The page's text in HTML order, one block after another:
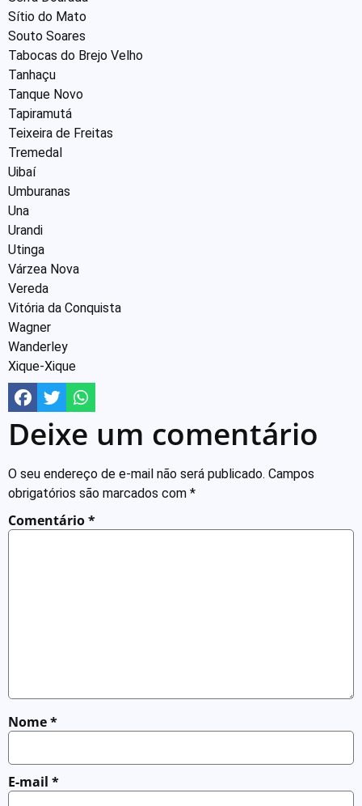
Sítio do Mato
Souto Soares
Tabocas do Brejo Velho
Tanhaçu
Tanque Novo
Tapiramutá
Teixeira de Freitas
Tremedal
Uibaí
Umburanas
Una
Urandi
Utinga
Várzea Nova
Vereda
Vitória da Conquista
Wagner
Wanderley
Xique-Xique
Deixe um comentário
O seu endereço de e-mail não será publicado. Campos
obrigatórios são marcados com *
Comentário*
Nome*
E-mail *